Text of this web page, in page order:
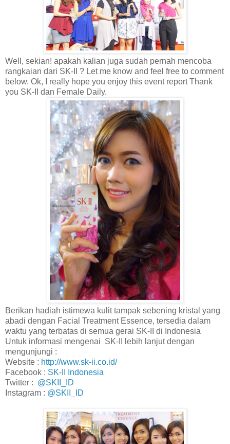
Well, sekian! apakah kalian juga sudah pernah mencoba
rangkaian dari SK-II ? Let me know and feel free to comment
below. Ok, I really hope you enjoy this event report Thank
you SK-II dan Female Daily.
Berikan hadiah istimewa kulit tampak sebening kristal yang
abadi dengan Facial Treatment Essence, tersedia dalam
waktu yang terbatas di semua gerai SK-II di Indonesia
Untuk informasi mengenai SK-II lebih lanjut dengan
mengunjungi :
Website : http://www.sk-ii.co.id/
Facebook : SK-II Indonesia
Twitter : @SKII_ID
Instagram : @SKII_ID